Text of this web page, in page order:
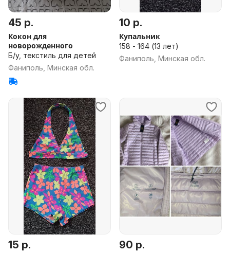
45 р.
Кокон для
новорожденного
Б/у, текстиль для детей
Фаниполь, Минская обл.
10 р.
Купальник
158 - 164 (13 лет)
Фаниполь, Минская обл.
15 р. 90 р.